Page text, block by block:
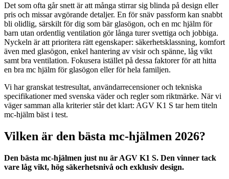
Det som ofta går snett är att många stirrar sig blinda på design eller
pris och missar avgörande detaljer. En för snäv passform kan snabbt
bli olidlig, särskilt för dig som bär glasögon, och en mc hjälm för
barn utan ordentlig ventilation gör långa turer svettiga och jobbiga.
Nyckeln är att prioritera rätt egenskaper: säkerhetsklassning, komfort
även med glasögon, enkel hantering av visir och spänne, låg vikt
samt bra ventilation. Fokusera istället på dessa faktorer för att hitta
en bra mc hjälm för glasögon eller för hela familjen.
Vi har granskat testresultat, användarrecensioner och tekniska
specifikationer med svenska väder och regler som riktmärke. När vi
väger samman alla kriterier står det klart: AGV K1 S tar hem titeln
mc-hjälm bäst i test.
Vilken är den bästa mc-hjälmen 2026?
Den bästa mc-hjälmen just nu är AGV K1 S. Den vinner tack
vare låg vikt, hög säkerhetsnivå och exklusiv design.